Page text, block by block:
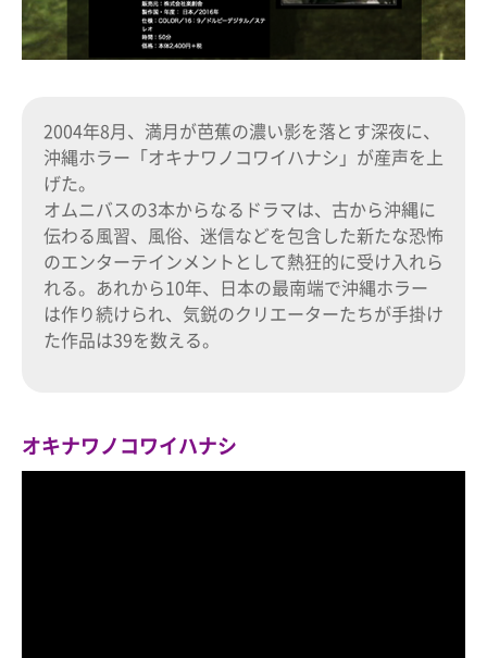
2004年8月、満月が芭蕉の濃い影を落とす深夜に、
沖縄ホラー「オキナワノコワイハナシ」が産声を上
げた。
オムニバスの3本からなるドラマは、古から沖縄に
伝わる風習、風俗、迷信などを包含した新たな恐怖
のエンターテインメントとして熱狂的に受け入れら
れる。あれから10年、日本の最南端で沖縄ホラー
は作り続けられ、気鋭のクリエーターたちが手掛け
た作品は39を数える。
オキナワノコワイハナシ